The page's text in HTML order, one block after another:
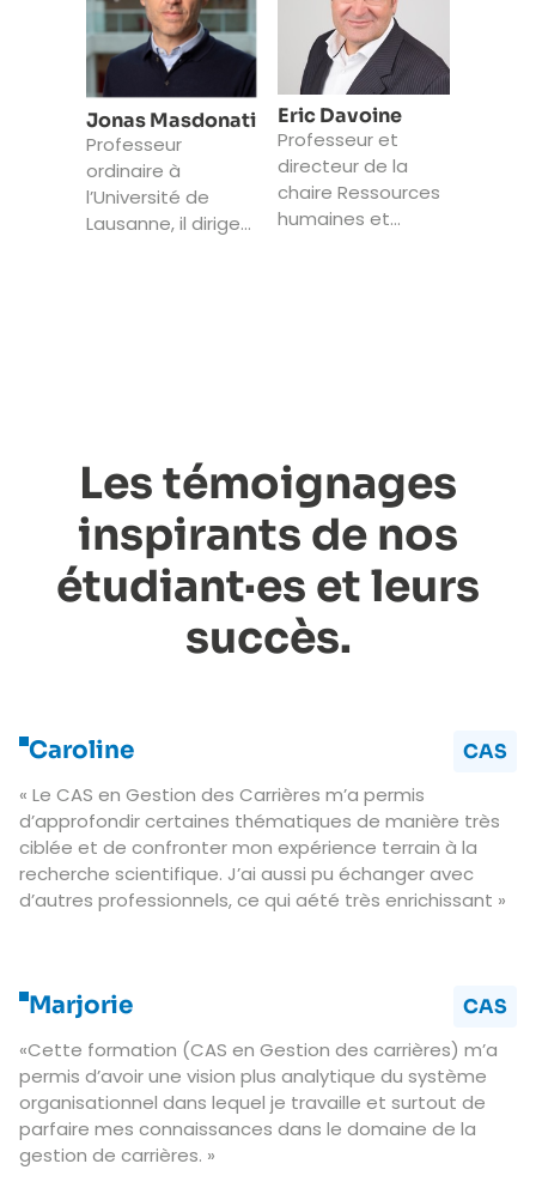
Jonas Masdonati
Professeur
ordinaire à
l’Université de
Lausanne, il dirige
Eric Davoine
Professeur et
directeur de la
chaire Ressources
humaines et
Les témoignages
inspirants de nos
étudiant·es et leurs
succès.
Caroline
CAS
« Le CAS en Gestion des Carrières m’a permis
d’approfondir certaines thématiques de manière très
ciblée et de confronter mon expérience terrain à la
recherche scientifique. J’ai aussi pu échanger avec
d’autres professionnels, ce qui aété très enrichissant »
Marjorie
CAS
«Cette formation (CAS en Gestion des carrières) m’a
permis d’avoir une vision plus analytique du système
organisationnel dans lequel je travaille et surtout de
parfaire mes connaissances dans le domaine de la
gestion de carrières. »